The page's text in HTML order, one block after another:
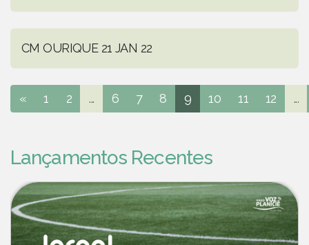
CM OURIQUE 21 JAN 22
« 1 2 ... 6 7 8 9 10 11 12 ...
Lançamentos Recentes